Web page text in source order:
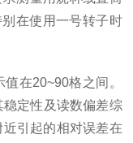
在使用一号转子时
在20~90格之间。
定性及读数偏差综
引起的相对误差在